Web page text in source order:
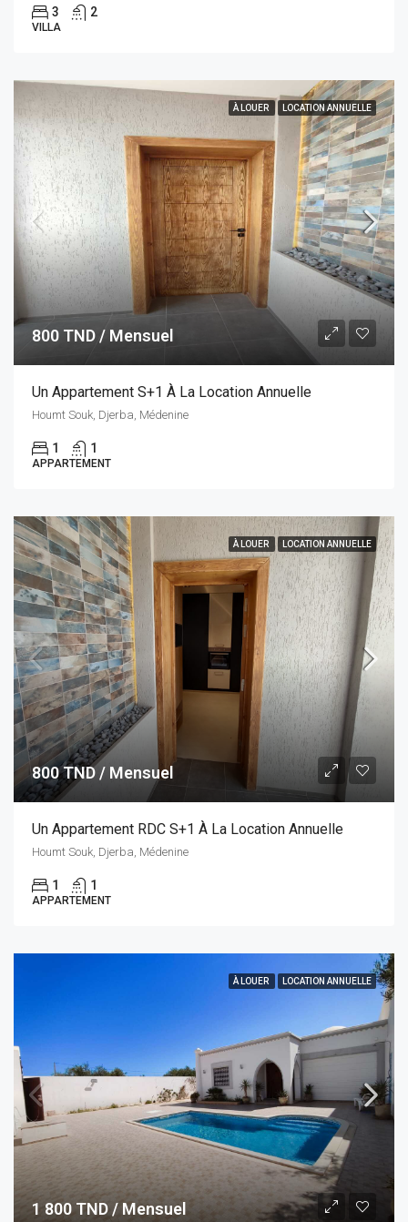
3 2
VILLA
À LOUER LOCATION ANNUELLE
800 TND / Mensuel
Un Appartement S+1 À La Location Annuelle
Houmt Souk, Djerba, Médenine
1 1
APPARTEMENT
À LOUER LOCATION ANNUELLE
800 TND / Mensuel
Un Appartement RDC S+1 À La Location Annuelle
Houmt Souk, Djerba, Médenine
1 1
APPARTEMENT
À LOUER LOCATION ANNUELLE
1 800 TND / Mensuel